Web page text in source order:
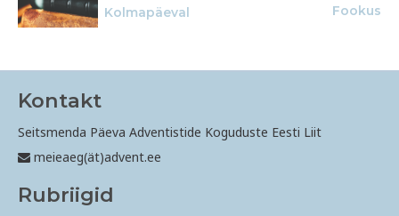
Kolmapäeval Fookus
Kontakt
Seitsmenda Päeva Adventistide Koguduste Eesti Liit
meieaeg(ät)advent.ee
Rubriigid